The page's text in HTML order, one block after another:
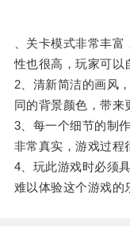
、关卡模式非常丰
性也很高，玩家可以
2、清新简洁的画风
同的背景颜色，带来
3、每一个细节的制
非常真实，游戏过程
4、玩此游戏时必须
难以体验这个游戏的